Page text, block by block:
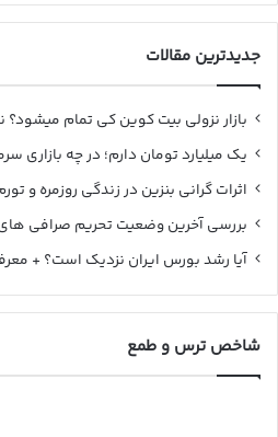
جدیدترین مقالات
بازار نزولی بیت کوین کی تمام میشود؟
یک میلیارد تومان دارم؛ در چه بازاری
اثرات گرانی بنزین در زندگی روزمره و
بررسی آخرین وضعیت تحریم صرافی های
آیا رشد بورس ایران نزدیک است؟ +
شاخص ترس و طمع